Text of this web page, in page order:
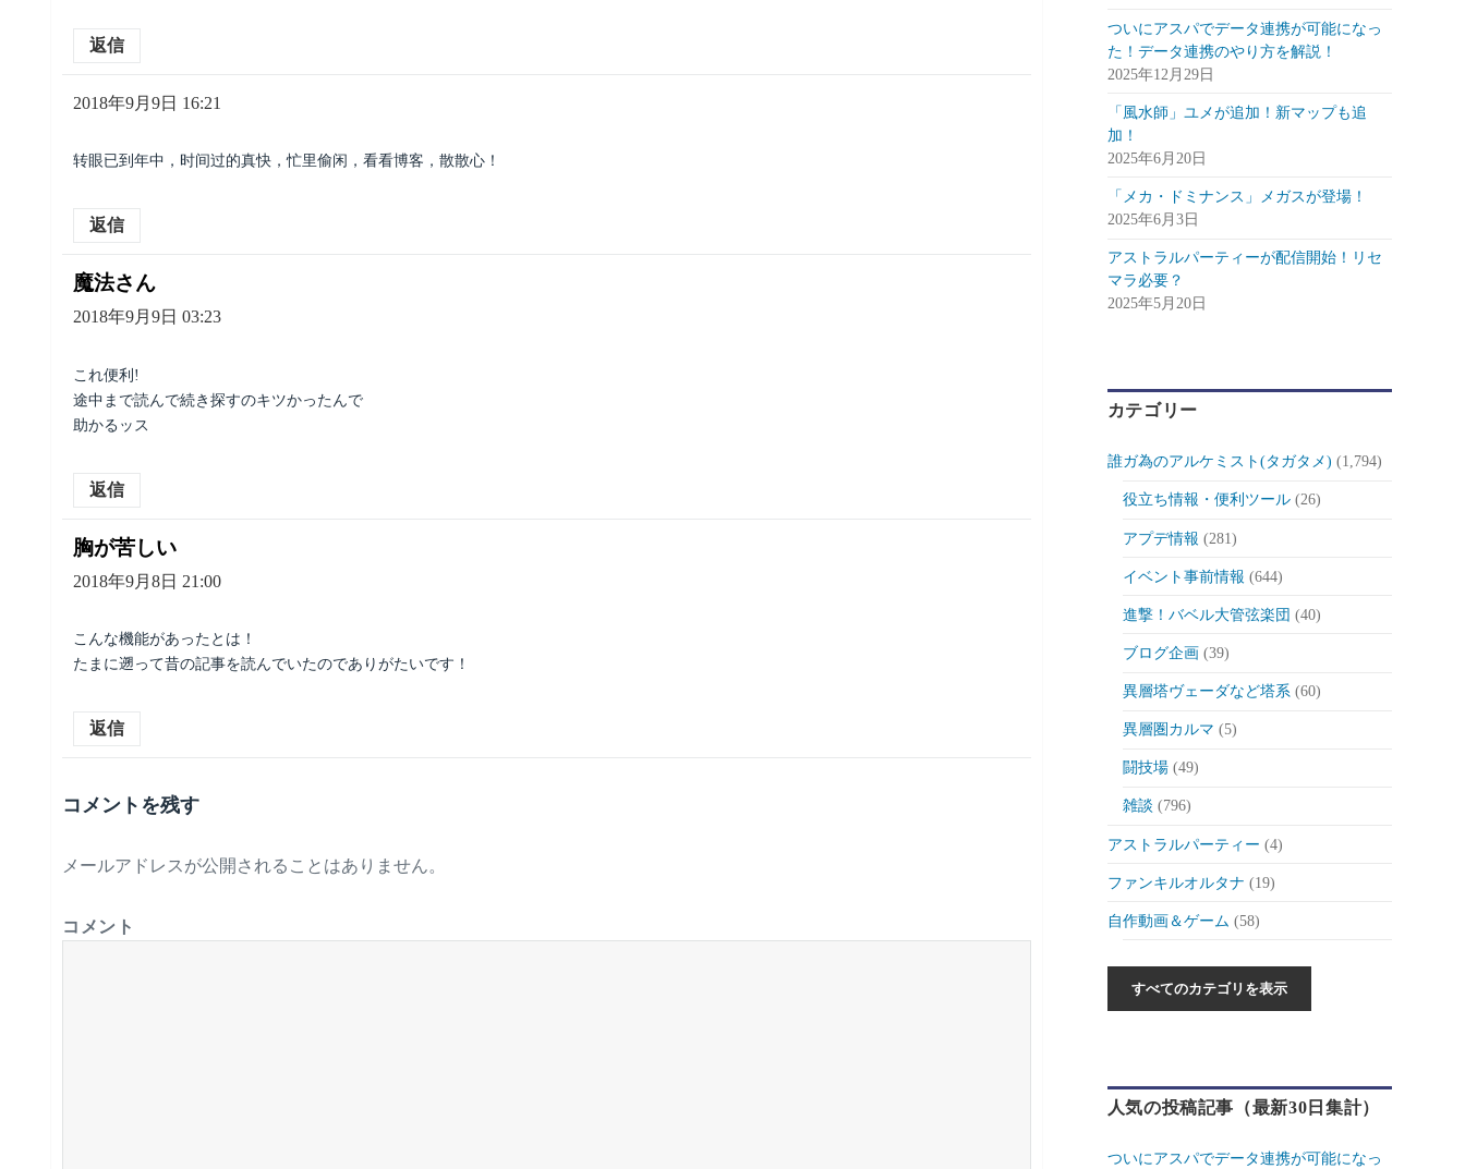
返信
よ
2018年9月9日 16:21
转眼已到年中，时间过的真快，忙里偷闲，看看博客，散散心！
返信
魔法さんよ
り:
2018年9月9日 03:23
これ便利!
途中まで読んで続き探すのキツかったんで
助かるッス
返信
胸が苦しいよ
り:
2018年9月8日 21:00
こんな機能があったとは！
たまに遡って昔の記事を読んでいたのでありがたいです！
返信
コメントを残す
メールアドレスが公開されることはありません。
コメント
ついにアスパでデータ連携が可能になっ
た！データ連携のやり方を解説！
2025年12月29日
「風水師」ユメが追加！新マップも追
加！
2025年6月20日
「メカ・ドミナンス」メガスが登場！
2025年6月3日
アストラルパーティーが配信開始！リセ
マラ必要？
2025年5月20日
カテゴリー
誰ガ為のアルケミスト(タガタメ) (1,794)
役立ち情報・便利ツール(26)
アプデ情報 (281)
イベント事前情報 (644)
進撃！バベル大管弦楽団 (40)
ブログ企画 (39)
異層塔ヴェーダなど塔系(60)
異層圏カルマ (5)
闘技場(49)
雑談 (796)
アストラルパーティー (4)
ファンキルオルタナ (19)
自作動画＆ゲーム (58)
自作ゲーム紹介 (6)
ゲーム(175)
スマートフォン(94)
人気の投稿記事（最新30日集計）
ついにアスパでデータ連携が可能になっ